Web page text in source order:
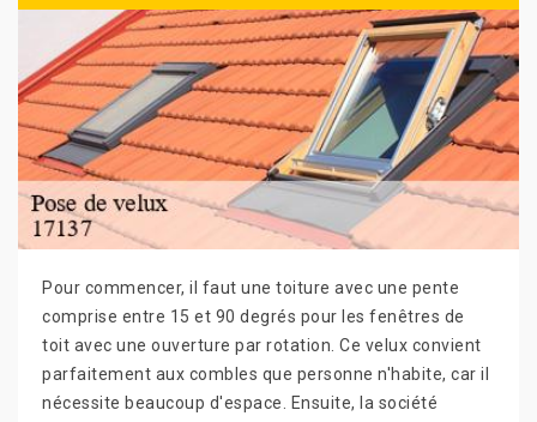
Pour commencer, il faut une toiture avec une pente
comprise entre 15 et 90 degrés pour les fenêtres de
toit avec une ouverture par rotation. Ce velux convient
parfaitement aux combles que personne n'habite, car il
nécessite beaucoup d'espace. Ensuite, la société